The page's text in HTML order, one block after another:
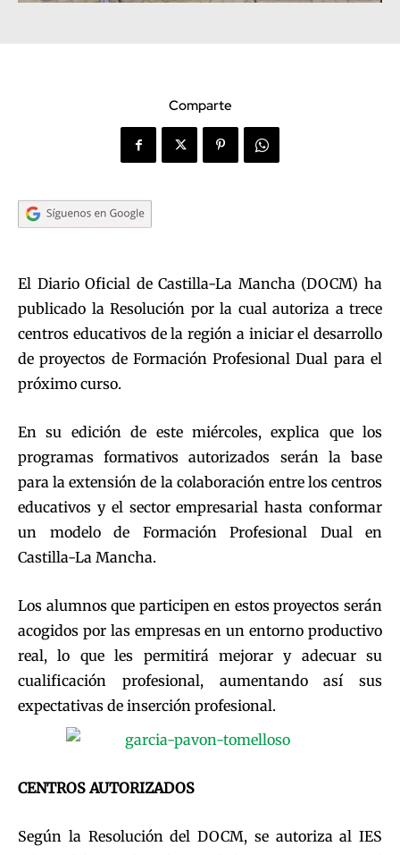
Comparte
El Diario Oficial de Castilla-La Mancha (DOCM) ha
publicado la Resolución por la cual autoriza a trece
centros educativos de la región a iniciar el desarrollo
de proyectos de Formación Profesional Dual para el
próximo curso.
En su edición de este miércoles, explica que los
programas formativos autorizados serán la base
para la extensión de la colaboración entre los centros
educativos y el sector empresarial hasta conformar
un modelo de Formación Profesional Dual en
Castilla-La Mancha.
Los alumnos que participen en estos proyectos serán
acogidos por las empresas en un entorno productivo
real, lo que les permitirá mejorar y adecuar su
cualificación profesional, aumentando así sus
expectativas de inserción profesional.
CENTROS AUTORIZADOS
Según la Resolución del DOCM, se autoriza al IES